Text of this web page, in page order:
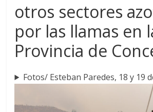
otros sectores
por las llamas en
Provincia de
Fotos/ Esteban Paredes, 18 y 19